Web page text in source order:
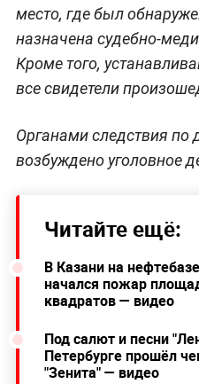
место, где был
назначена судебно-
Кроме того,
все свидетели
Органами следствия по
возбуждено уголовное
Читайте ещё:
В Казани на
начался пожар
квадратов — видео
Под салют и песни
Петербурге прошёл
"Зенита" — видео